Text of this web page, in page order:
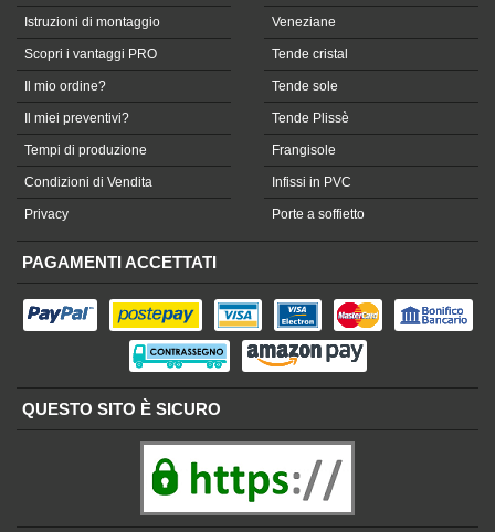
Istruzioni di montaggio
Scopri i vantaggi PRO
Il mio ordine?
Il miei preventivi?
Tempi di produzione
Condizioni di Vendita
Privacy
Veneziane
Tende cristal
Tende sole
Tende Plissè
Frangisole
Infissi in PVC
Porte a soffietto
PAGAMENTI ACCETTATI
QUESTO SITO È SICURO